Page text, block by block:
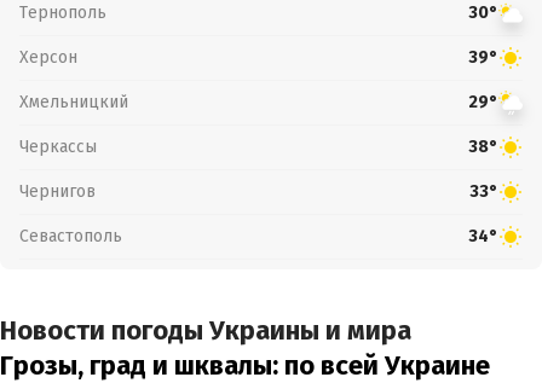
Тернополь 30°
Херсон 39°
Хмельницкий 29°
Черкассы 38°
Чернигов 33°
Севастополь 34°
Новости погоды Украины и мира
Грозы, град и шквалы: по всей Украине